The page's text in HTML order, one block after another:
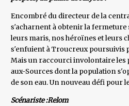
Encombré du directeur de la
s'acharnent à obtenir la fermeture
leurs maris, nos héroïnes et leurs
s'enfuient à Troucreux poursuivis
Mais un raccourci involontaire les
aux-Sources dont la population
de son eau. Un nouveau défi pour
Scénariste :Relom